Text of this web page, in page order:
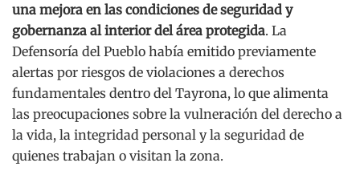
una mejora en las condiciones de seguridad y
gobernanza al interior del área protegida. La
Defensoría del Pueblo había emitido previamente
alertas por riesgos de violaciones a derechos
fundamentales dentro del Tayrona, lo que alimenta
las preocupaciones sobre la vulneración del derecho a
la vida, la integridad personal y la seguridad de
quienes trabajan o visitan la zona.